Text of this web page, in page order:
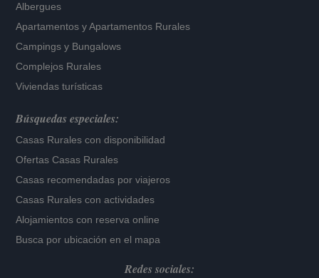
Albergues
Apartamentos yApartamentos Rurales
Campings y Bungalows
Complejos Rurales
Viviendas turísticas
Búsquedas especiales:
Casas Rurales con disponibilidad
Ofertas Casas Rurales
Casas recomendadas por viajeros
Casas Rurales con actividades
Alojamientos con reserva online
Busca por ubicación en el mapa
Redes sociales: